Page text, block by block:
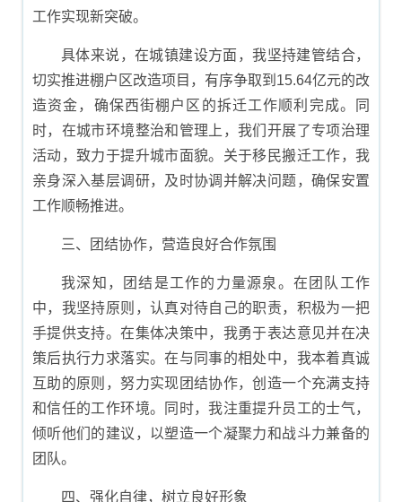
工作实现新突破。
具体来说，在城镇建设方面，我坚持建管结合，
切实推进棚户区改造项目，有序争取到15.64亿元的改
造资金，确保西街棚户区的拆迁工作顺利完成。同
时，在城市环境整治和管理上，我们开展了专项治理
活动，致力于提升城市面貌。关于移民搬迁工作，我
亲身深入基层调研，及时协调并解决问题，确保安置
工作顺畅推进。
三、团结协作，营造良好合作氛围
我深知，团结是工作的力量源泉。在团队工作
中，我坚持原则，认真对待自己的职责，积极为一把
手提供支持。在集体决策中，我勇于表达意见并在决
策后执行力求落实。在与同事的相处中，我本着真诚
互助的原则，努力实现团结协作，创造一个充满支持
和信任的工作环境。同时，我注重提升员工的士气，
倾听他们的建议，以塑造一个凝聚力和战斗力兼备的
团队。
四、强化自律，树立良好形象